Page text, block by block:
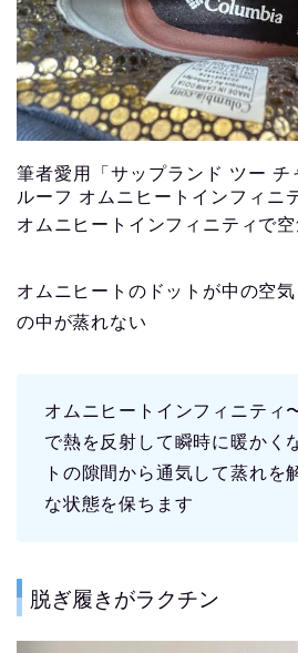
筆者愛用「サップランド ツー
ルーフ オムニヒートインフィニ
オムニヒートインフィニティで
オムニヒートのドットが中の空
の中が蒸れない
オムニヒートインフィニティ
で熱を反射して瞬時に暖かく
トの隙間から通気して蒸れを
な状態を保ちます
脱ぎ履きがラクチン